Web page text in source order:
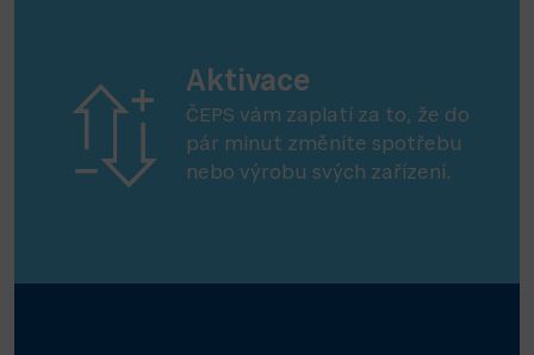
Aktivace
ČEPS vám zaplatí za to, že do
pár minut změníte spotřebu
nebo výrobu svých zařízení.